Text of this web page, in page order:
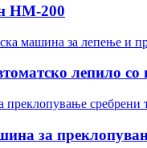
HM-200
лепило со
за